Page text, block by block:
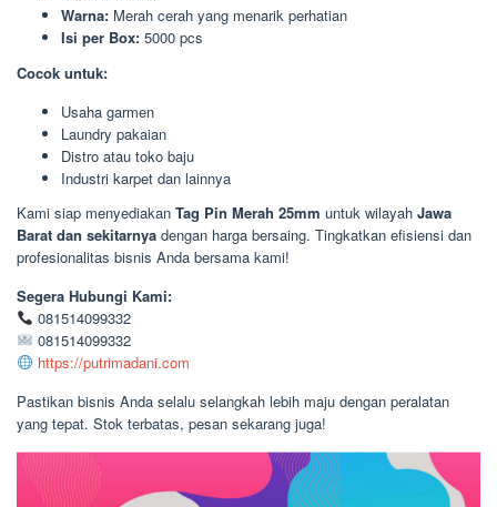
Warna: Merah cerah yang menarik perhatian
Isi per Box: 5000 pcs
Cocok untuk:
Usaha garmen
Laundry pakaian
Distro atau toko baju
Industri karpet dan lainnya
Kami siap menyediakan Tag Pin Merah 25mm untuk wilayah Jawa
Barat dan sekitarnya dengan harga bersaing. Tingkatkan efisiensi dan
profesionalitas bisnis Anda bersama kami!
Segera Hubungi Kami:
081514099332
081514099332
https://putrimadani.com
Pastikan bisnis Anda selalu selangkah lebih maju dengan peralatan
yang tepat. Stok terbatas, pesan sekarang juga!